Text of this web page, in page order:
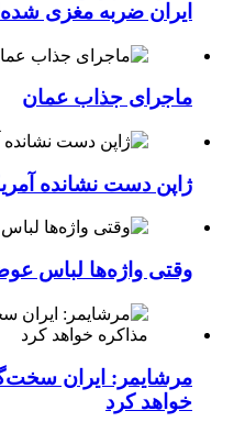
ایران ضربه مغزی
ماجرای جذاب عمان
ژاپن دست نشانده
وقتی واژه‌ها لباس
مرشایمر: ایران
خواهد کرد